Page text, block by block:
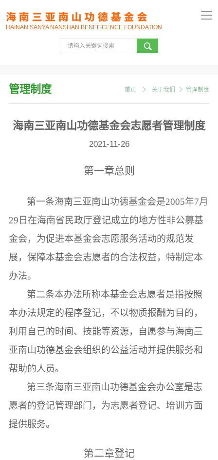
HAINAN SANYA NANSHAN BENEFICENCE FOUNDATION
管理制度 首页 关于我们 管理制度
海南三亚南山功德基金会志愿者管理制度
2021-11-26
第一章总则
第一条海南三亚南山功德基金会是2005年7月
29日在海南省民政厅登记成立的地方性非公募基
金会，为促进本基金会志愿服务活动的规范发
展，保障本基金会志愿者的合法权益，特制定本
办法。
第二条本办法所称本基金会志愿者是指按照
本办法规定的程序登记，不以物质报酬为目的，
利用自己的时间、技能等资源，
自愿参与海南三
亚南山功德基金会组织的公益活动并提供服务和
帮助的人员。
第三条海南三亚南山功德基金会办公室是志
愿者的登记管理部门，为志愿者登记、培训方面
提供服务。
第二章登记